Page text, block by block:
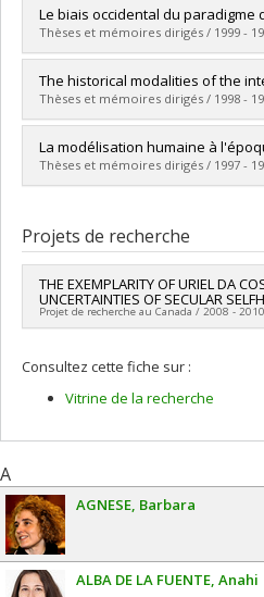
Diplômé(e) :Mota Berriozábal,
Cycle : Maîtrise
Diplôme obtenu :M. Sc.
Lien vers le document dans
Le biais occidental du paradigme
Thèses et mémoires dirigés / 1999 -
Diplômé(e) : Lefebvre, Richard
Cycle : Maîtrise
Diplôme obtenu :M.A.
Lien vers le document dans
The historical modalities of the
Thèses et mémoires dirigés / 1998 -
Diplômé(e) :Takvorian, Meline
Cycle : Maîtrise
Diplôme obtenu :M.A.
La modélisation humaine à
Thèses et mémoires dirigés / 1997 -
Cycle : Doctorat
Diplôme obtenu :Ph. D.
Lien vers le document dans
Projets de recherche
THE EXEMPLARITY OF URIEL DA
UNCERTAINTIES OF SECULAR
Projet de recherche au Canada / 2008 - 2010
Consultez cette fiche sur :
Vitrine de la recherche
A
AGNESE Barbara
ALBA DE LA FUENTE Anahi